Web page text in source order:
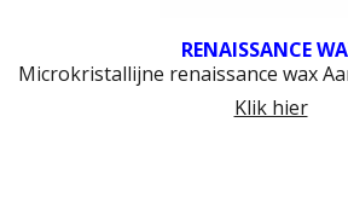
RENAISSANCE
Klik hier